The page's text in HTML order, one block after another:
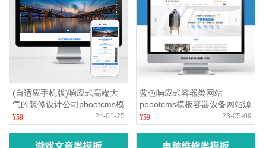
(自适应手机版)响应式高端大
气的装修设计公司pbootcms模
板_办公室装修装饰公司网站
源码下载
¥59 24-01-25
蓝色响应式容器类网站
pbootcms模板容器设备网站源
码
¥59 23-05-09